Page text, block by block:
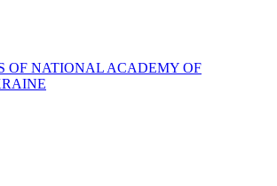
OF NATIONAL ACADEMY OF